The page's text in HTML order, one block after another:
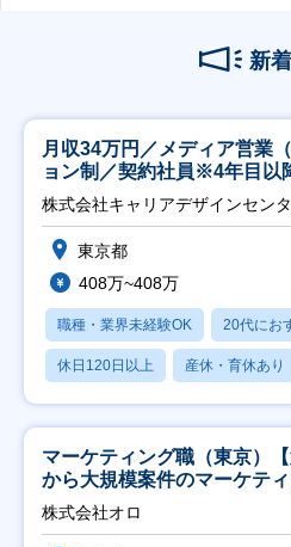
新
月収34万円／メディア営業
ョン制／契約社員※4年目以
株式会社キャリアデザインセン
東京都
408万~408万
職種・業界未経験OK 20代にお
休日120日以上 産休・育休あり
マーケティング職（東京）
から大規模案件のマーケテ
修充実】
株式会社オロ